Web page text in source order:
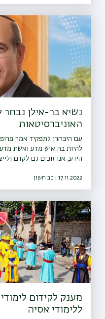
נשיא בר-אילן נבחר
האוניברסיטאות
עם היבחרו לתפקיד אמר
להיות בה איש מדע ואשת
הידע, אנו זוכים גם לקדם
17.11.2022 | כב חשון
מענק לקידום
ללימודי אסיה